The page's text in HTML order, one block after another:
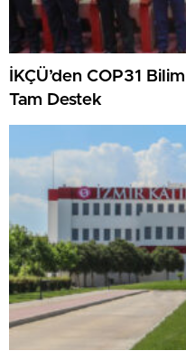
İKÇÜ’den COP31
Tam Destek